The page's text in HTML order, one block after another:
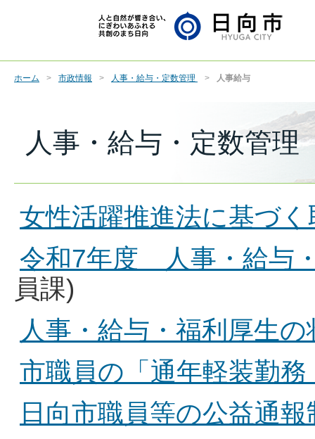
ホーム 市政情報 人事・給与・定数管理 人事給与
人事・給与・定数管理
女性活躍推進法に基づ
令和7年度 人事・給与
員課)
人事・給与・福利厚生の
市職員の「通年軽装勤
日向市職員等の公益通